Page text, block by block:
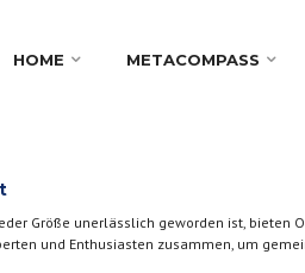
HOME METACOMPASS
Größe unerlässlich geworden ist,
und Enthusiasten zusammen, um